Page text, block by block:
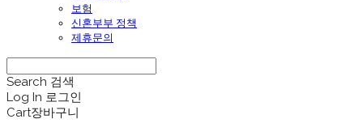
보험
신혼부부 정책
제휴문의
Search 검색
Log In 로그인
Cart장바구니